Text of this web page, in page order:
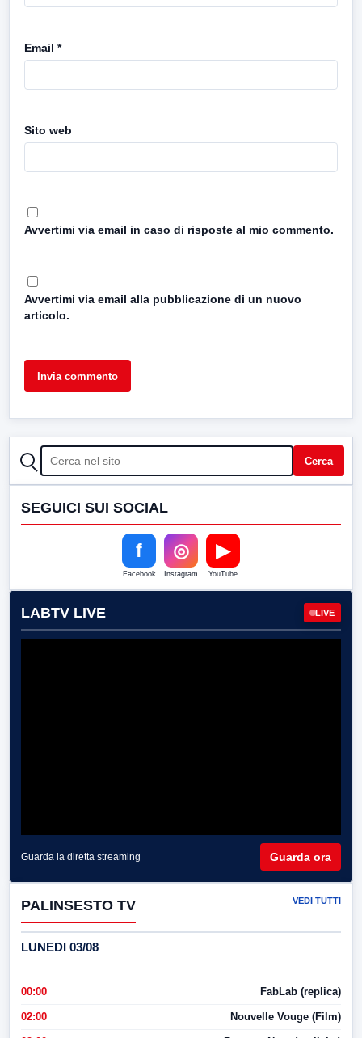
Email *
Sito web
Avvertimi via email in caso di risposte al mio commento.
Avvertimi via email alla pubblicazione di un nuovo
articolo.
CERCA Cerca
SEGUICI SUI SOCIAL
f
Facebook
◎
Instagram
▶
YouTube
LABTV LIVE LIVE
Guarda la diretta streaming Guarda ora
PALINSESTO TV VEDI TUTTI
LUNEDI 03/08
00:00 FabLab (replica)
02:00 Nouvelle Vouge (Film)